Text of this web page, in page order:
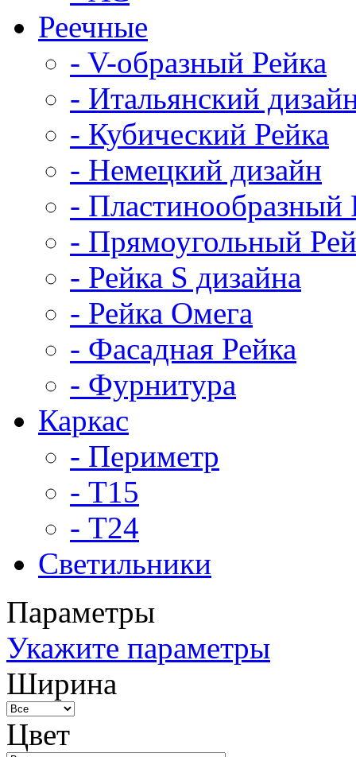
Реечные
- V-образный Рейка
- Итальянский
- Кубический Рейка
- Немецкий дизайн
- Пластинообразный
- Прямоугольный
- Рейка S дизайна
- Рейка Омега
- Фасадная Рейка
- Фурнитура
Каркас
- Периметр
- Т15
- Т24
Светильники
Параметры
Укажите параметры
Ширина
Цвет